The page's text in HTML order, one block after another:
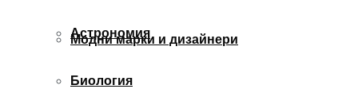
Модни марки и дизайнери
Астрономия
Биология